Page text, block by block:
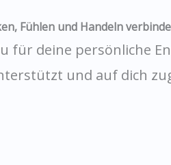
Fühlen und Handeln
für deine persönliche
und auf dich